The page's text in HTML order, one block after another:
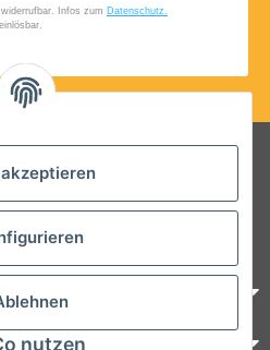
nutzen
Social Media